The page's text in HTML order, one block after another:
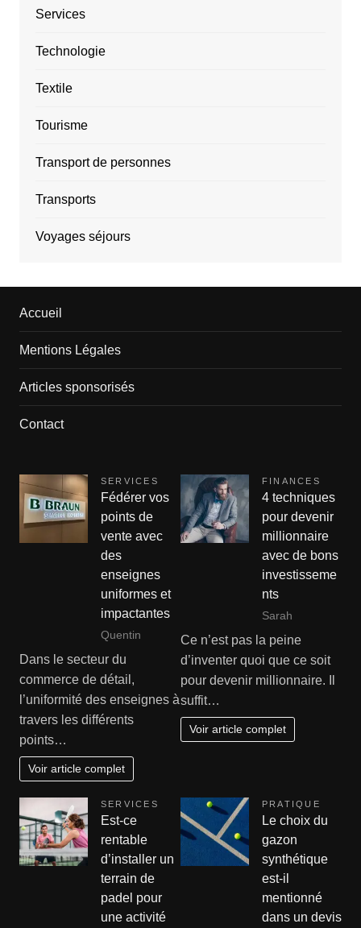
Services
Technologie
Textile
Tourisme
Transport de personnes
Transports
Voyages séjours
Accueil
Mentions Légales
Articles sponsorisés
Contact
SERVICES
Fédérer vos
points de
vente avec
des
enseignes
uniformes et
impactantes
Quentin
Dans le secteur du
commerce de détail,
l’uniformité des enseignes à
travers les différents
points…
Voir article complet
FINANCES
4 techniques
pour devenir
millionnaire
avec de bons
investisseme
nts
Sarah
Ce n’est pas la peine
d’inventer quoi que ce soit
pour devenir millionnaire. Il
suffit…
Voir article complet
SERVICES
Est-ce
rentable
d’installer un
terrain de
padel pour
une activité
PRATIQUE
Le choix du
gazon
synthétique
est-il
mentionné
dans un devis